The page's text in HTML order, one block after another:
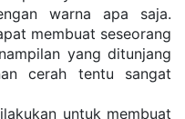
warna apa saja.
membuat seseorang
yang ditunjang
cerah tentu sangat
untuk membuat